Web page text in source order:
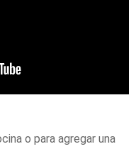
o para agregar una